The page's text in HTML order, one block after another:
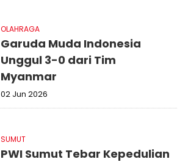
OLAHRAGA
Garuda Muda Indonesia
Unggul 3-0 dari Tim
Myanmar
02 Jun 2026
SUMUT
PWI Sumut Tebar Kepedulian